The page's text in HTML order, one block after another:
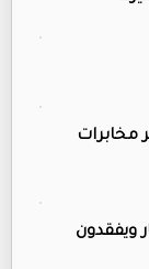
مخابرات
ويفقدون